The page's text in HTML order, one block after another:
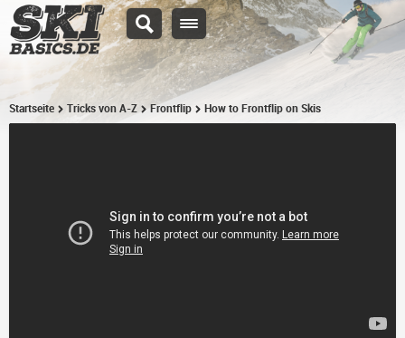
Startseite Tricks von A-Z Frontflip How to Frontflip on Skis